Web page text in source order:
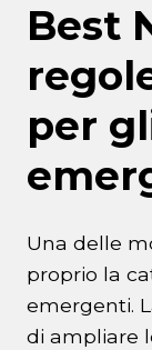
Best
per
Una delle
proprio la
emergenti.
di ampliare